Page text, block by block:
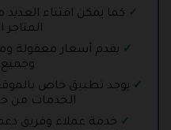
كما يمكن اقتناء
المتاجر
يقدم أسعار معقولة
وجميع
يوجد تطبيق خاص
الخدمات من
خدمة عملاء وفريق